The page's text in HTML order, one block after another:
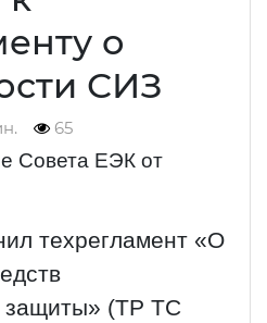
о
СИЗ
65
Совета ЕЭК от
техрегламент «О
защиты» (ТР ТС